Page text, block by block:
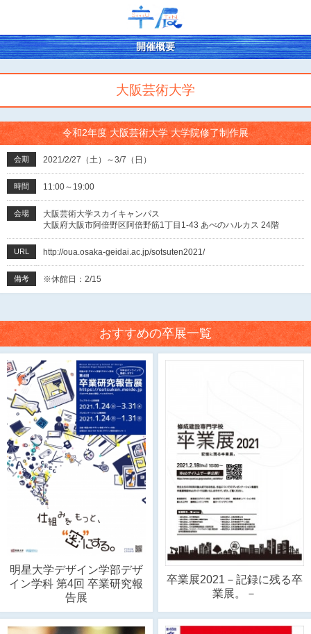
開催概要
大阪芸術大学
令和2年度 大阪芸術大学 大学院修了制作展
会期 2021/2/27（土）～3/7（日）
時間 11:00～19:00
会場
大阪芸術大学スカイキャンパス
大阪府大阪市阿倍野区阿倍野筋1丁目1-43 あべのハルカス 24階
URL http://oua.osaka-geidai.ac.jp/sotsuten2021/
備考 ※休館日：2/15
おすすめの卒展一覧
明星大学デザイン学部デザ
イン学科 第4回 卒業研究報
告展
卒業展2021－記録に残る卒
業展。－